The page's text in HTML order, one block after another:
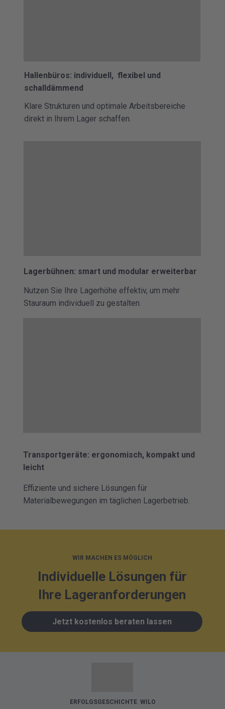
Hallenbüros: individuell, flexibel und
schalldämmend
Lagerbühnen: smart und modular erweiterbar
Transportgeräte: ergonomisch, kompakt und
leicht
Klare Strukturen und optimale Arbeitsbereiche
direkt in Ihrem Lager schaffen.
Nutzen Sie Ihre Lagerhöhe effektiv, um mehr
Stauraum individuell zu gestalten.
Effiziente und sichere Lösungen für
Materialbewegungen im täglichen Lagerbetrieb.
WIR MACHEN ES MÖGLICH
Individuelle Lösungen für
Ihre Lageranforderungen
Jetzt kostenlos beraten lassen
ERFOLGSGESCHICHTE WILO